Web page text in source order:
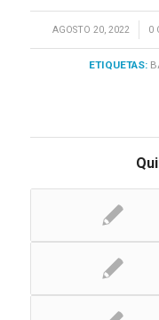
AGOSTO 20, 2022
/ 0
ETIQUETAS: